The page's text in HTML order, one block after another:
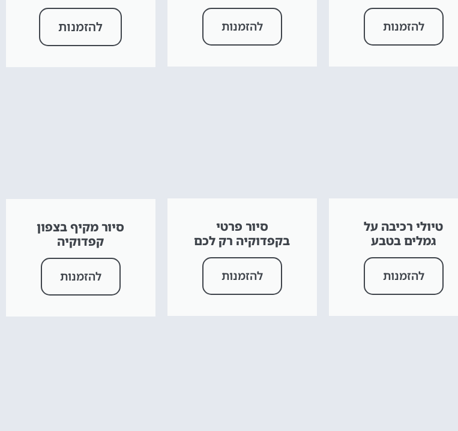
להזמנות
טיולי רכיבה על
גמלים בטבע
להזמנות
להזמנות
סיור פרטי
בקפדוקיה רק לכם
להזמנות
להזמנות
סיור מקיף בצפון
קפדוקיה
להזמנות